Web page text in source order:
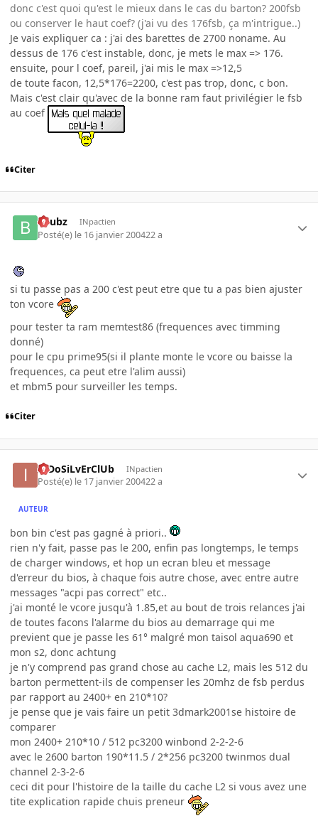
donc c'est quoi qu'est le mieux dans le cas du barton? 200fsb
ou conserver le haut coef? (j'ai vu des 176fsb, ça m'intrigue..)
Je vais expliquer ca : j'ai des barettes de 2700 noname. Au
dessus de 176 c'est instable, donc, je mets le max => 176.
ensuite, pour l coef, pareil, j'ai mis le max =>12,5
de toute facon, 12,5*176=2200, c'est pas trop, donc, c bon.
Mais c'est clair qu'avec de la bonne ram faut privilégier le fsb
au coef
Citer
beubz INpactien
Posté(e) le 16 janvier 200422 a
si tu passe pas a 200 c'est peut etre que tu a pas bien ajuster
ton vcore
pour tester ta ram memtest86 (frequences avec timming
donné)
pour le cpu prime95(si il plante monte le vcore ou baisse la
frequences, ca peut etre l'alim aussi)
et mbm5 pour surveiller les temps.
Citer
InDoSiLvErClUb INpactien
Posté(e) le 17 janvier 200422 a
AUTEUR
bon bin c'est pas gagné à priori..
rien n'y fait, passe pas le 200, enfin pas longtemps, le temps
de charger windows, et hop un ecran bleu et message
d'erreur du bios, à chaque fois autre chose, avec entre autre
messages "acpi pas correct" etc..
j'ai monté le vcore jusqu'à 1.85,et au bout de trois relances j'ai
de toutes facons l'alarme du bios au demarrage qui me
previent que je passe les 61° malgré mon taisol aqua690 et
mon s2, donc achtung
je n'y comprend pas grand chose au cache L2, mais les 512 du
barton permettent-ils de compenser les 20mhz de fsb perdus
par rapport au 2400+ en 210*10?
je pense que je vais faire un petit 3dmark2001se histoire de
comparer
mon 2400+ 210*10 / 512 pc3200 winbond 2-2-2-6
avec le 2600 barton 190*11.5 / 2*256 pc3200 twinmos dual
channel 2-3-2-6
ceci dit pour l'histoire de la taille du cache L2 si vous avez une
tite explication rapide chuis preneur